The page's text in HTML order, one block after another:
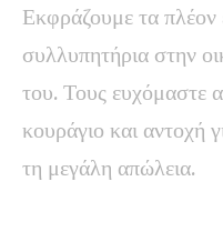
Εκφράζουμε τα πλέον
συλλυπητήρια στην
του. Τους ευχόμαστε
κουράγιο και αντοχή
τη μεγάλη απώλεια.